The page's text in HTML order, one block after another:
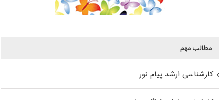
مطالب مهم
کارشناسی ارشد پیام نور